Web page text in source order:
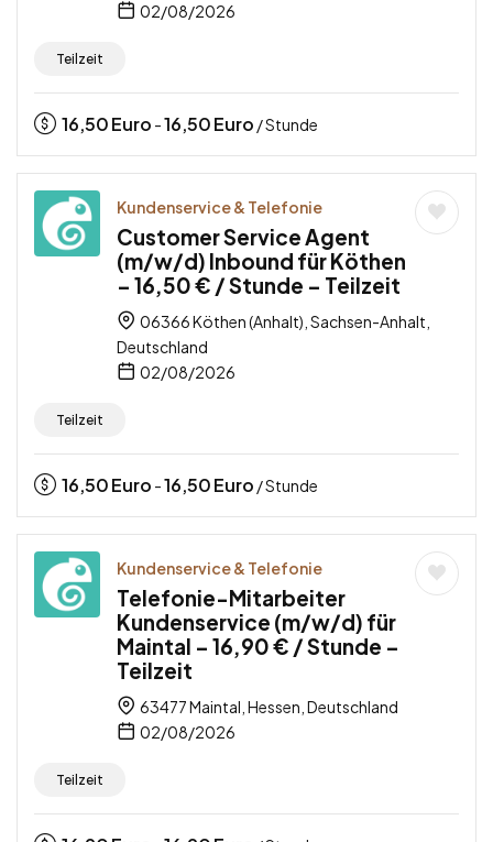
02/08/2026
Teilzeit
16,50Euro -16,50Euro / Stunde
Kundenservice & Telefonie
Customer Service Agent
(m/w/d) Inbound für Köthen
– 16,50 € / Stunde – Teilzeit
06366 Köthen (Anhalt), Sachsen-Anhalt,
Deutschland
02/08/2026
Teilzeit
16,50Euro -16,50Euro / Stunde
Kundenservice & Telefonie
Telefonie-Mitarbeiter
Kundenservice (m/w/d) für
Maintal – 16,90 € / Stunde –
Teilzeit
63477 Maintal, Hessen, Deutschland
02/08/2026
Teilzeit